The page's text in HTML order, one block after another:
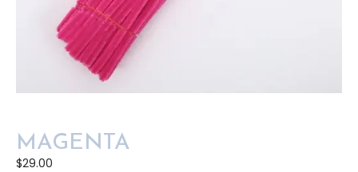
MAGENTA
$29.00